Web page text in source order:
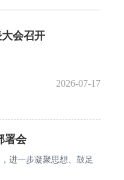
会召开
2026-07-17
署会
进一步凝聚思想、鼓足